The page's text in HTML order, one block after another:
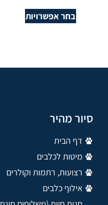
בחר אפשרויות
סיור מהיר
דף הבית
מיטות לכלבים
רצועות, רתמות וקולרים
אילוף כלבים